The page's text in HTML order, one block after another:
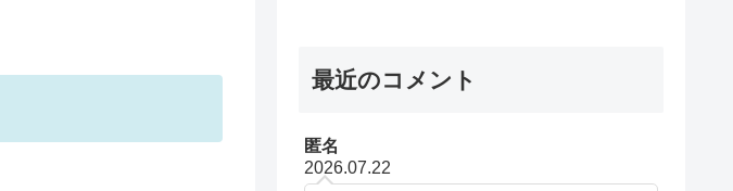
最近のコメント
匿名
2026.07.22